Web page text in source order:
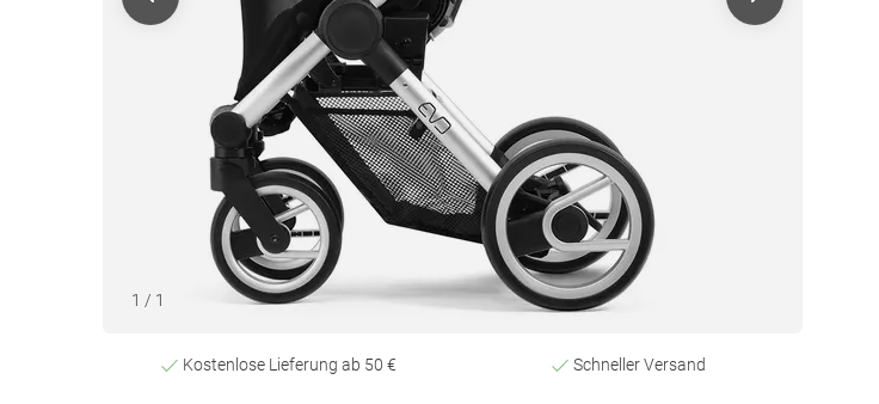
1 / 1
Kostenlose Lieferung ab 50 € Schneller Versand